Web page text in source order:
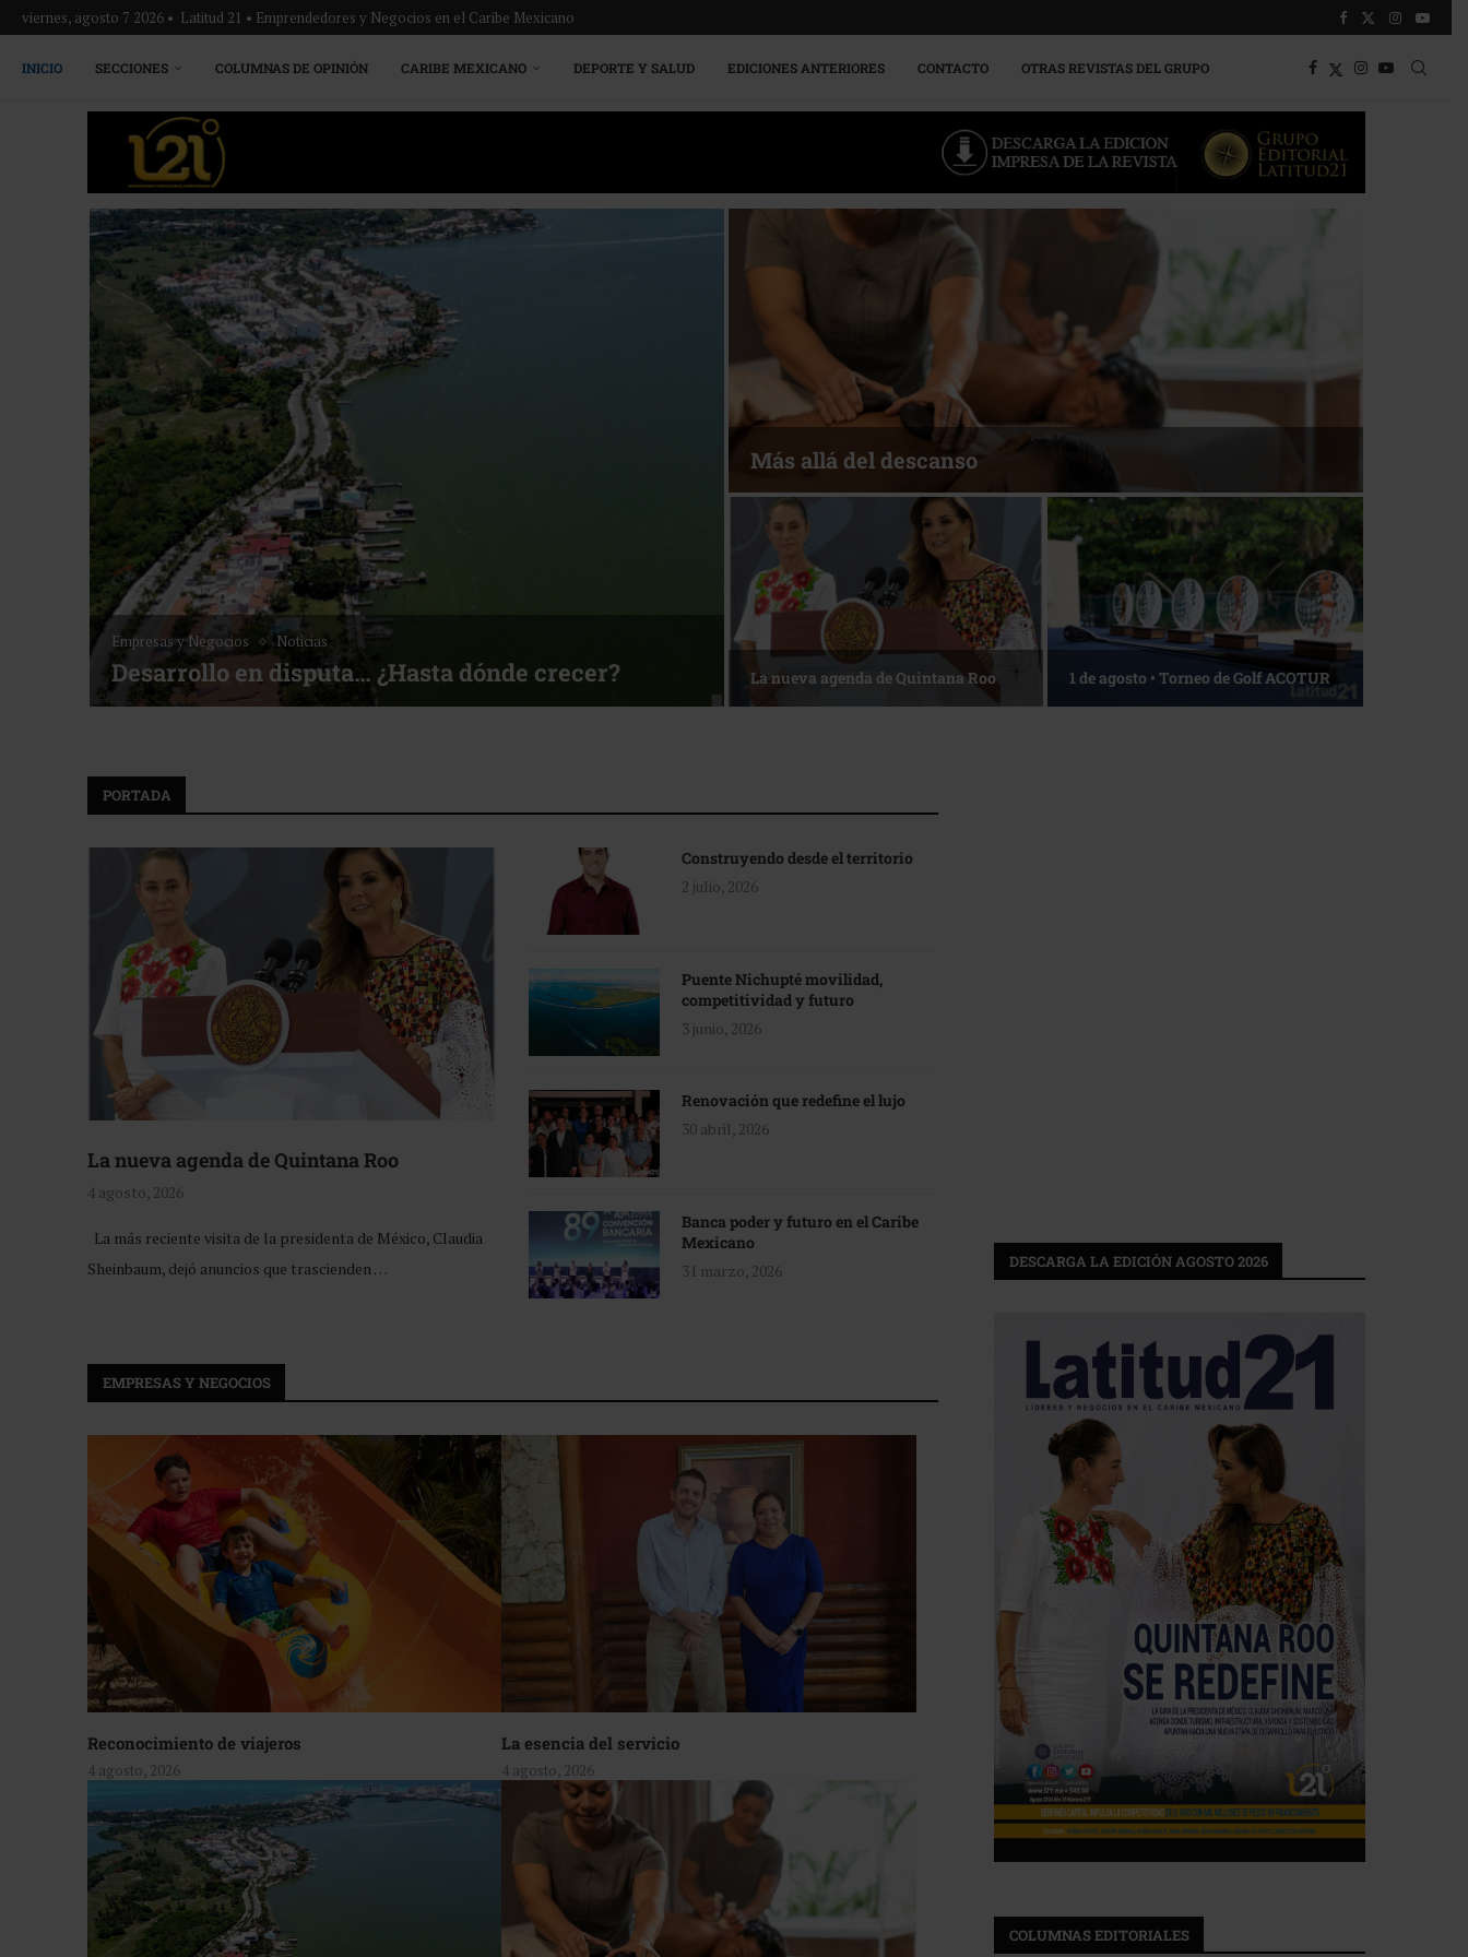
viernes, agosto 7 2026 • Latitud 21 • Emprendedores y Negocios en el Caribe Mexicano
INICIO SECCIONES COLUMNAS DE OPINIÓN CARIBE MEXICANO DEPORTE Y SALUD EDICIONES ANTERIORES CONTACTO OTRAS REVISTAS DEL GRUPO
Empresas y Negocios Noticias
Desarrollo en disputa… ¿Hasta dónde crecer?
Más allá del descanso
La nueva agenda de Quintana Roo 1 de agosto • Torneo de Golf ACOTUR
PORTADA
La nueva agenda de Quintana Roo
4 agosto, 2026
La más reciente visita de la presidenta de México, Claudia
Sheinbaum, dejó anuncios que trascienden …
Construyendo desde el territorio
2 julio, 2026
Puente Nichupté movilidad,
competitividad y futuro
3 junio, 2026
Renovación que redefine el lujo
30 abril, 2026
Banca poder y futuro en el Caribe
Mexicano
31 marzo, 2026
EMPRESAS Y NEGOCIOS
Reconocimiento de viajeros
4 agosto, 2026
La esencia del servicio
4 agosto, 2026
DESCARGA LA EDICIÓN AGOSTO 2026
COLUMNAS EDITORIALES